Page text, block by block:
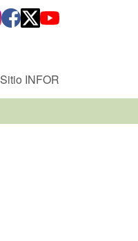
Sitio INFOR